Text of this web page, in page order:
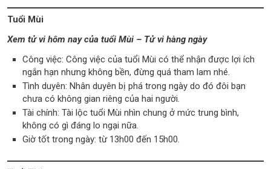
Tuổi Mùi
Xem tử vi hôm nay của tuổi Mùi – Tử vi hàng ngày
Công việc: Công việc của tuổi Mùi có thể nhận được lợi ích
ngắn hạn nhưng không bền, đừng quá tham lam nhé.
Tình duyên: Nhân duyên bị phá trong ngày do đó đôi bạn
chưa có không gian riêng của hai người.
Tài chính: Tài lộc tuổi Mùi nhìn chung ở mức trung bình,
không có gì đáng lo ngại nữa.
Giờ tốt trong ngày: từ 13h00 đến 15h00.